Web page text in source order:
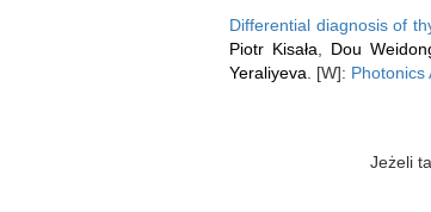
Differential diagnosis of
Piotr Kisała
Dou
Yeraliyeva . [W]: Photonics
Jeżeli